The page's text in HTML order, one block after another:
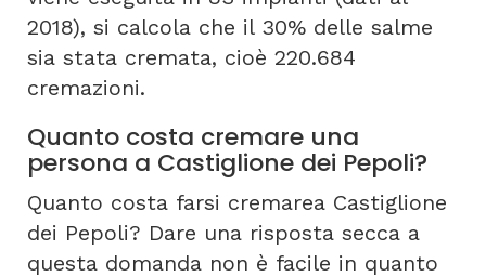
2018), si calcola che il 30% delle salme
sia stata cremata, cioè 220.684
cremazioni.
Quanto costa cremare una
persona a Castiglione dei Pepoli?
Quanto costa farsi cremarea Castiglione
dei Pepoli? Dare una risposta secca a
questa domanda non è facile in quanto